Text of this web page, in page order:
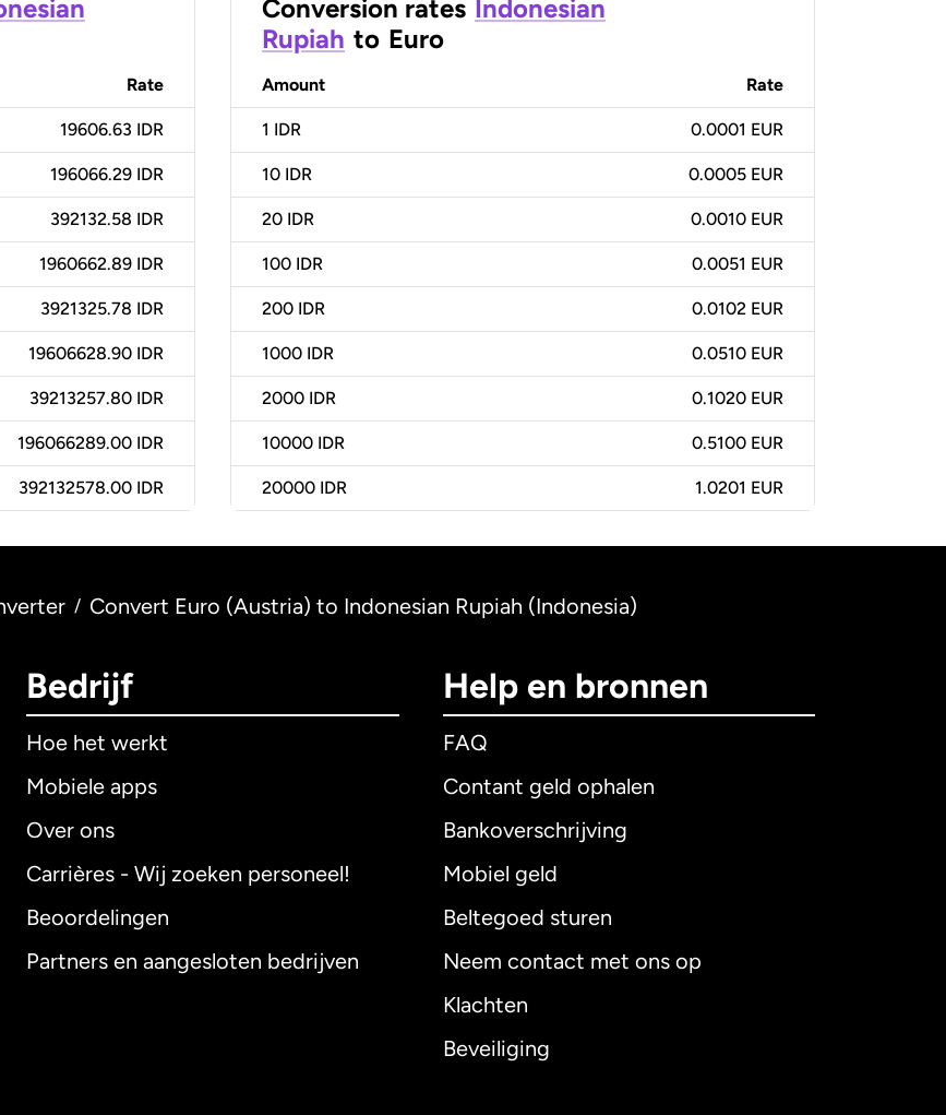
Rate
19606.63 IDR
196066.29 IDR
392132.58 IDR
1960662.89 IDR
3921325.78 IDR
19606628.90 IDR
39213257.80 IDR
196066289.00 IDR
392132578.00 IDR
Conversion rates Indonesian
Rupiah to Euro
Amount Rate
1 IDR 0.0001 EUR
10 IDR 0.0005 EUR
20 IDR 0.0010 EUR
100 IDR 0.0051 EUR
200 IDR 0.0102 EUR
1000 IDR 0.0510 EUR
2000 IDR 0.1020 EUR
10000 IDR 0.5100 EUR
20000 IDR 1.0201 EUR
/ Convert Euro (Austria) to Indonesian Rupiah (Indonesia)
Bedrijf
Hoe het werkt
Mobiele apps
Over ons
Carrières - Wij zoeken personeel!
Beoordelingen
Partners en aangesloten bedrijven
Help en bronnen
FAQ
Contant geld ophalen
Bankoverschrijving
Mobiel geld
Beltegoed sturen
Neem contact met ons op
Klachten
Beveiliging